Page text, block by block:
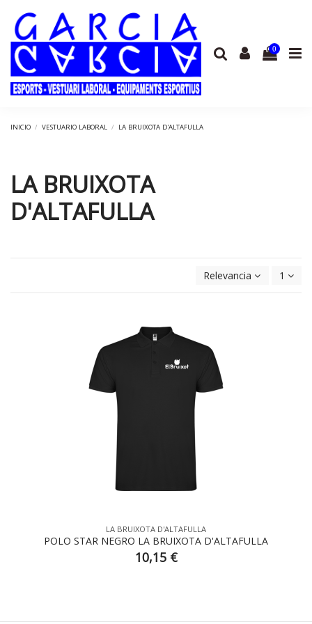
0
INICIO VESTUARIO LABORAL LA BRUIXOTA D'ALTAFULLA
LA BRUIXOTA
D'ALTAFULLA
Relevancia 1
LA BRUIXOTA D'ALTAFULLA
POLO STAR NEGRO LA BRUIXOTA D'ALTAFULLA
10,15 €